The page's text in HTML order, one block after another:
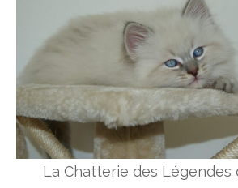
La Chatterie des Légendes